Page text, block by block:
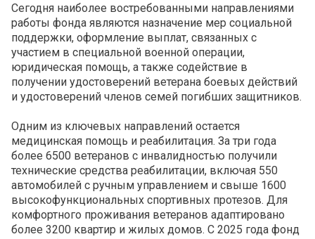
Сегодня наиболее востребованными направлениями
работы фонда являются назначение мер социальной
поддержки, оформление выплат, связанных с
участием в специальной военной операции,
юридическая помощь, а также содействие в
получении удостоверений ветерана боевых действий
и удостоверений членов семей погибших защитников.
Одним из ключевых направлений остается
медицинская помощь и реабилитация. За три года
более 6500 ветеранов с инвалидностью получили
технические средства реабилитации, включая 550
автомобилей с ручным управлением и свыше 1600
высокофункциональных спортивных протезов. Для
комфортного проживания ветеранов адаптировано
более 3200 квартир и жилых домов. С 2025 года фонд